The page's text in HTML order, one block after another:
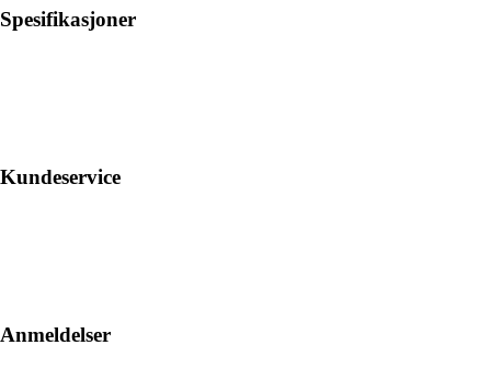
Spesifikasjoner
Kundeservice
Anmeldelser